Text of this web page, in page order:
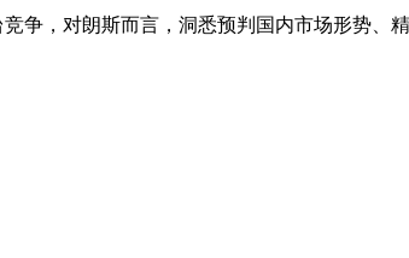
争，对朗斯而言，洞悉预判国内市场形势、